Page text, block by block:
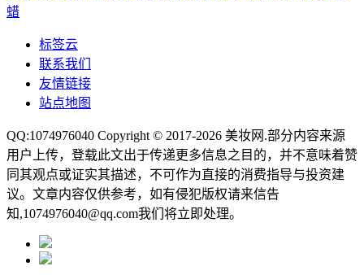
蜡
标签云
联系我们
友情链接
站点地图
QQ:1074976040 Copyright © 2017-2026 美妆网 .部分内容来源
用户上传，登载此文出于传递更多信息之目的，并不意味着赞
同其观点或证实其描述，不可作为直接的消费指导与投资建
议。文章内容仅供参考，如有侵犯版权请来信告
知,1074976040@qq.com我们将立即处理。